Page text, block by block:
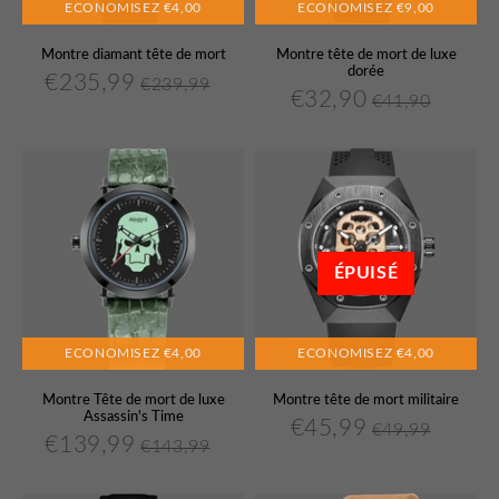
ECONOMISEZ €4,00
Montre diamant tête de mort
Prix
€235,99 €235,99
Prix
€239,99€239,99
ECONOMISEZ €9,00
Montre tête de mort de luxe
dorée
Prix
€32,90 €32,90
Prix
€41,90
ECONOMISEZ €4,00
Montre Tête de mort de luxe
Assassin's Time
Prix
€139,99 €139,99
Prix
€143,99€143,99
ÉPUISÉ
ECONOMISEZ €4,00
Montre tête de mort militaire
Prix
€45,99 €45,99
Prix
€49,99